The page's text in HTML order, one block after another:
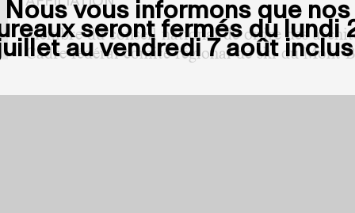
Membre du conseil national de ordre des
Cadre fédéral comité régional de ski du Mont-
Nous vous informons que nos
seront fermés dulundi
au vendredi 7 août inclus